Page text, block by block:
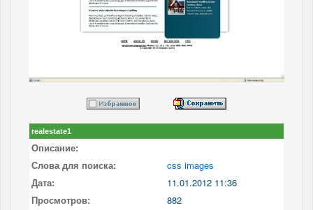
realestate1
Описание:
Слова для поиска:
css images
Дата:
11.01.2012 11:36
Просмотров:
882